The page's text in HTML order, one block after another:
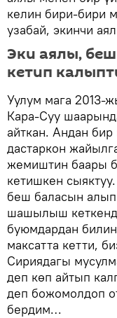
келин бири-бири
узабай, экинчи
Эки аялы,
кетип
Уулум мага 2013-
Кара-Суу
айткан. Андан
дастаркон
жемиштин баары
кетишкен
беш баласын алып
шашылыш
буюмдардан
максатта кетти,
Сириядагы
деп көп айтып
деп божомолдоп
бердим…